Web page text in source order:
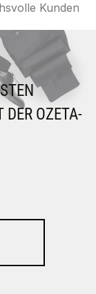
Kunden
DER OZETA-